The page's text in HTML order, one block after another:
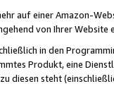
auf einer Amazon-
von Ihrer
in den
Produkt, eine
diesen steht